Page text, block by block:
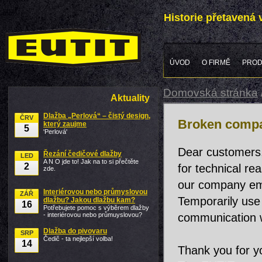
Historie přetavená
ÚVOD O FIRMĚ
Domovská stránka
Broken
Dear
for technical
our company
Temporarily
communication
Thank you for
Aktuality
ČRV
5
Dlažba „Perlová“ – čistý design,
který zaujme
'Perlová'
LED
2
Řezání čedičové dlažby
A N O jde to! Jak na to si přečtěte
zde.
ZÁŘ
16
Interiérovou nebo průmyslovou
dlažbu? Jakou dlažbu kam?
Potřebujete pomoc s výběrem dlažby
- interiérovou nebo průmuyslovou?
SRP
14
Dlažba do pivovaru
Čedič - ta nejlepší volba!